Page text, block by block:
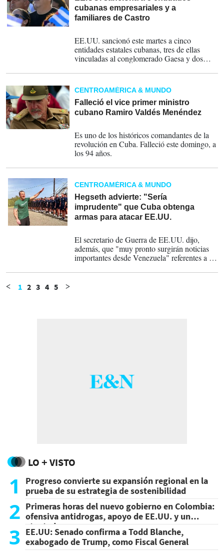
cubanas empresariales y a
familiares de Castro
EE.UU. sancionó este martes a cinco
entidades estatales cubanas, tres de ellas
vinculadas al conglomerado Gaesa y dos
además de señalar a la esposa de uno de los
hijos del expresidente Raúl Castro.
Asimismo, ExxonMobil quedó habilitado
judicialmente para reclamar a Cuba por la
confiscación de sus bienes.
CENTROAMÉRICA & MUNDO
Falleció el vice primer ministro
cubano Ramiro Valdés Menéndez
Es uno de los históricos comandantes de la
revolución en Cuba. Falleció este domingo, a
los 94 años.
CENTROAMÉRICA & MUNDO
Hegseth advierte: "Sería
imprudente" que Cuba obtenga
armas para atacar EE.UU.
El secretario de Guerra de EE.UU. dijo,
además, que "muy pronto surgirán noticias
importantes desde Venezuela" referentes a la
< 1 2 3 4 5 >
LO + VISTO
1
Progreso convierte su expansión regional en la
prueba de su estrategia de sostenibilidad
2 Primeras horas del nuevo gobierno en Colombia:
ofensiva antidrogas, apoyo de EE.UU. y un
atentado
3 EE.UU: Senado confirma a Todd Blanche,
exabogado de Trump, como Fiscal General